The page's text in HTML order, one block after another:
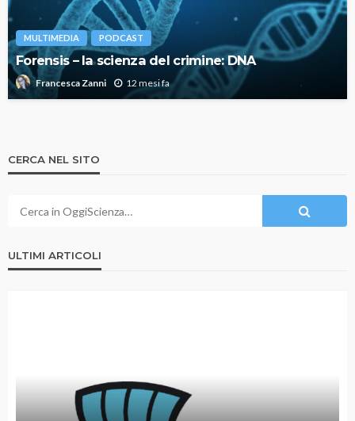
MULTIMEDIA PODCAST
Forensis – la scienza del crimine: DNA
Francesca Zanni 12 mesi fa
CERCA NEL SITO
ULTIMI ARTICOLI